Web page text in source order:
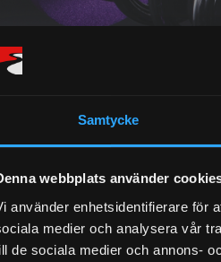
Samtycke
webbplats använder
använder enhetsidentifierare för
medier och analysera vår
de sociala medier och annons-